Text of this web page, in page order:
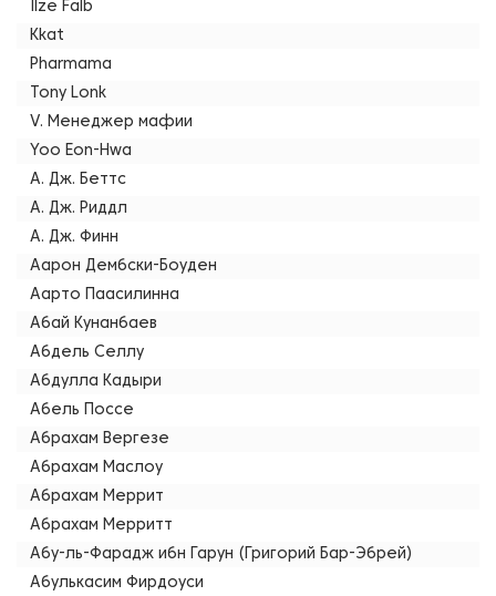
Ilze Falb
Kkat
Pharmama
Tony Lonk
V. Менеджер мафии
Yoo Eon-Hwa
А. Дж. Беттс
А. Дж. Риддл
А. Дж. Финн
Аарон Дембски-Боуден
Аарто Паасилинна
Абай Кунанбаев
Абдель Селлу
Абдулла Кадыри
Абель Поссе
Абрахам Вергезе
Абрахам Маслоу
Абрахам Меррит
Абрахам Мерритт
Абу-ль-Фарадж ибн Гарун (Григорий Бар-Эбрей)
Абулькасим Фирдоуси